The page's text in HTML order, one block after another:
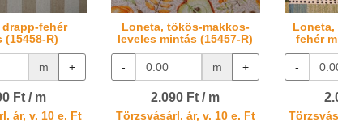
fehér
(15458-R)
m +
Ft / m
ár, v. 10 e. Ft
Loneta, tökös-makkos-
leveles mintás (15457-R)
- m +
2.090 Ft / m
Törzsvásárl. ár, v. 10 e. Ft
Loneta,
fehér
-